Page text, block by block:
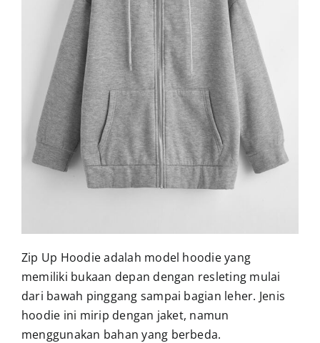
Zip Up Hoodie adalah model hoodie yang
memiliki bukaan depan dengan resleting mulai
dari bawah pinggang sampai bagian leher. Jenis
hoodie ini mirip dengan jaket, namun
menggunakan bahan yang berbeda.